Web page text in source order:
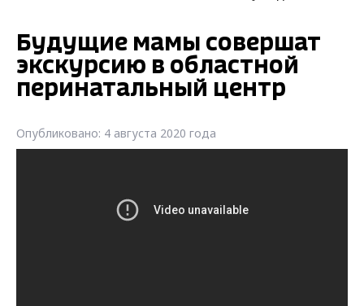
Будущие мамы совершат
экскурсию в областной
перинатальный центр
Опубликовано: 4 августа 2020 года